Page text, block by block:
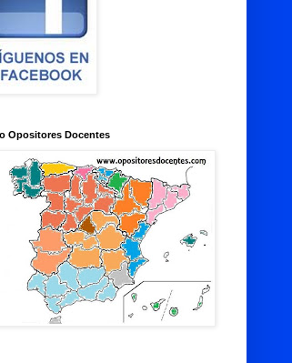
Opositores Docentes